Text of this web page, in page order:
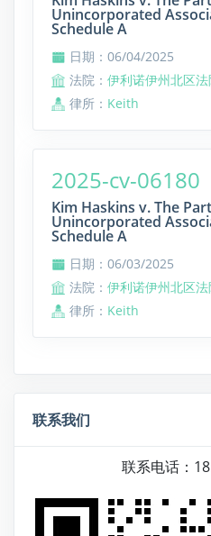
Unincorporated
Schedule A
日期：06/04/2025
法院： 伊利诺伊州北区
律所： Keith
2025-cv-06180
Kim Haskins v. The
Unincorporated
Schedule A
日期：06/03/2025
法院： 伊利诺伊州北区
律所： Keith
联系我们
联系电话：